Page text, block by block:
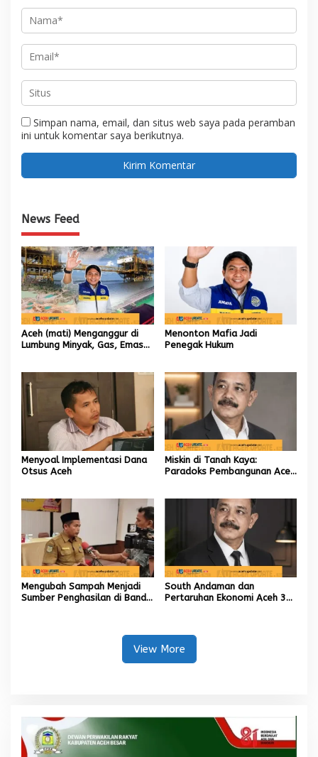
Simpan nama, email, dan situs web saya pada peramban
ini untuk komentar saya berikutnya.
News Feed
Aceh (mati) Menganggur di
Lumbung Minyak, Gas, Emas
Menonton Mafia Jadi
Penegak Hukum
Menyoal Implementasi Dana
Otsus Aceh
Miskin di Tanah Kaya:
Paradoks Pembangunan Aceh
Mengubah Sampah Menjadi
Sumber Penghasilan di Banda
South Andaman dan
Pertaruhan Ekonomi Aceh 30
View More